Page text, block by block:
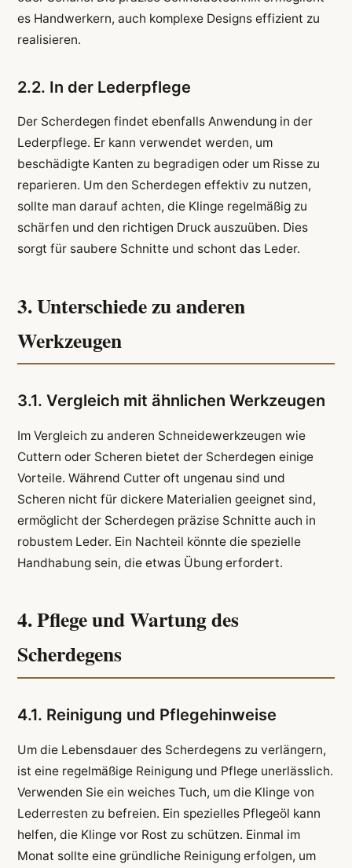
es Handwerkern, auch komplexe Designs effizient zu
realisieren.
2.2. In der Lederpflege
Der Scherdegen findet ebenfalls Anwendung in der
Lederpflege. Er kann verwendet werden, um
beschädigte Kanten zu begradigen oder um Risse zu
reparieren. Um den Scherdegen effektiv zu nutzen,
sollte man darauf achten, die Klinge regelmäßig zu
schärfen und den richtigen Druck auszuüben. Dies
sorgt für saubere Schnitte und schont das Leder.
3. Unterschiede zu anderen
Werkzeugen
3.1. Vergleich mit ähnlichen Werkzeugen
Im Vergleich zu anderen Schneidewerkzeugen wie
Cuttern oder Scheren bietet der Scherdegen einige
Vorteile. Während Cutter oft ungenau sind und
Scheren nicht für dickere Materialien geeignet sind,
ermöglicht der Scherdegen präzise Schnitte auch in
robustem Leder. Ein Nachteil könnte die spezielle
Handhabung sein, die etwas Übung erfordert.
4. Pflege und Wartung des
Scherdegens
4.1. Reinigung und Pflegehinweise
Um die Lebensdauer des Scherdegens zu verlängern,
ist eine regelmäßige Reinigung und Pflege unerlässlich.
Verwenden Sie ein weiches Tuch, um die Klinge von
Lederresten zu befreien. Ein spezielles Pflegeöl kann
helfen, die Klinge vor Rost zu schützen. Einmal im
Monat sollte eine gründliche Reinigung erfolgen, um